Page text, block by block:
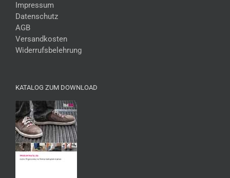
Impressum
Datenschutz
AGB
Versandkosten
Widerrufsbelehrung
KATALOG ZUM DOWNLOAD